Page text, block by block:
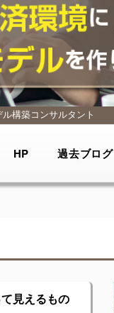
構築コンサルタント
HP 過去ブログ
見えるもの